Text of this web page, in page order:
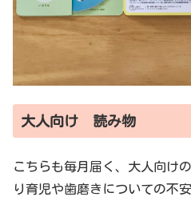
大人向け 読み物
こちらも毎月届く、大人向け
り育児や歯磨きについての不